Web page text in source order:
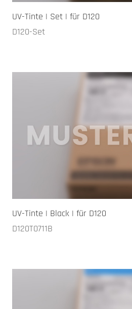
UV-Tinte | Set | für D120
D120-Set
UV-Tinte | Black | für D120
D120T0711B